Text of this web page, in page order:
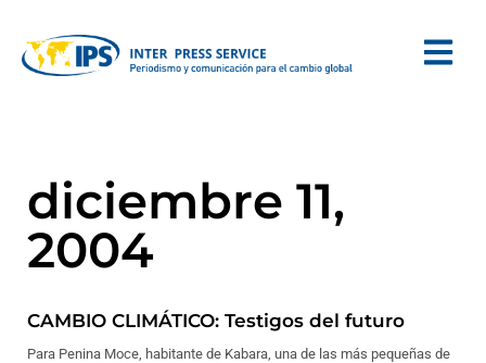
diciembre 11,
2004
CAMBIO CLIMÁTICO: Testigos del futuro
Para Penina Moce, habitante de Kabara, una de las más pequeñas de